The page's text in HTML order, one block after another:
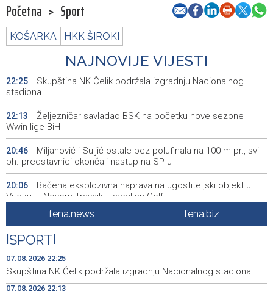
Početna > Sport
KOŠARKA HKK ŠIROKI
NAJNOVIJE VIJESTI
22:25
Skupština NK Čelik podržala izgradnju Nacionalnog
stadiona
22:13
Željezničar savladao BSK na početku nove sezone
Wwin lige BiH
20:46
Miljanović i Suljić ostale bez polufinala na 100 m pr., svi
bh. predstavnici okončali nastup na SP-u
20:06
Bačena eksplozivna naprava na ugostiteljski objekt u
Vitezu, u Novom Travniku zapaljen Golf
Galerija ULUPUBiH otvara novu izlagačku sezonu,
predstavlja novi izlagački program
19:44 Faris Dževahirić novi nogometaš Veleža
19:21 Announcement of events for Saturday, 8 August 2026
fena.news fena.biz
SPORT
07.08.2026 22:25
Skupština NK Čelik podržala izgradnju Nacionalnog stadiona
07.08.2026 22:13